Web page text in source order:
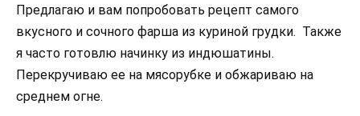
Предлагаю и вам попробовать рецепт самого
вкусного и сочного фарша из куриной грудки. Также
я часто готовлю начинку из индюшатины.
Перекручиваю ее на мясорубке и обжариваю на
среднем огне.